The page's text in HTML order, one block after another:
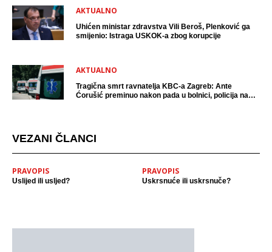
AKTUALNO
Uhićen ministar zdravstva Vili Beroš, Plenković ga
smijenio: Istraga USKOK-a zbog korupcije
AKTUALNO
Tragična smrt ravnatelja KBC-a Zagreb: Ante
Ćorušić preminuo nakon pada u bolnici, policija na
VEZANI ČLANCI
PRAVOPIS
Uslijed ili usljed?
PRAVOPIS
Uskrsnuće ili uskrsnuče?